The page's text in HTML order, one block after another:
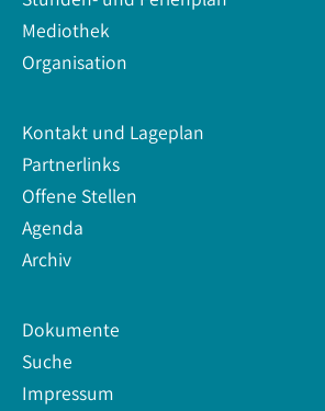
Mediothek
Organisation
Kontakt und Lageplan
Partnerlinks
Offene Stellen
Agenda
Archiv
Dokumente
Suche
Impressum